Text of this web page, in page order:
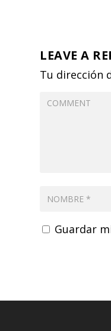
LEAVE A
Tu dirección
Guardar